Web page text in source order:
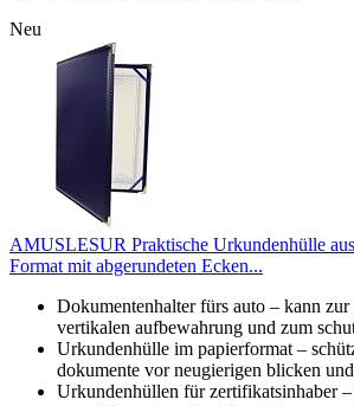
Neu
AMUSLESUR Praktische Urkundenhülle
Format mit abgerundeten Ecken...
Dokumentenhalter fürs auto – kann
vertikalen aufbewahrung und zum
Urkundenhülle im papierformat –
dokumente vor neugierigen blicken
Urkundenhüllen für zertifikatsinhaber –